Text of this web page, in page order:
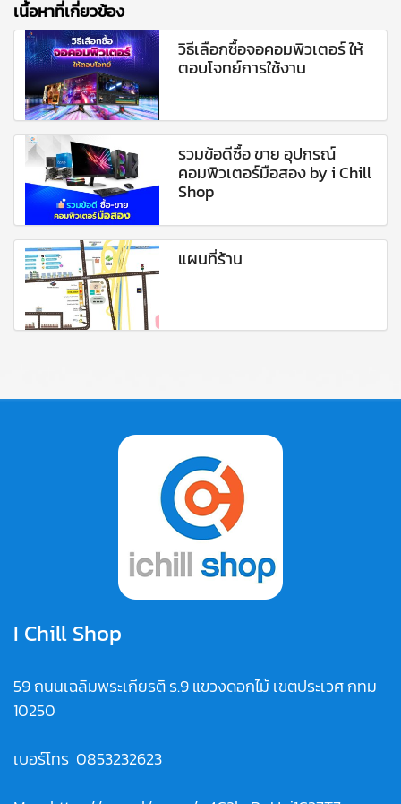
เนื้อหาที่เกี่ยวข้อง
วิธีเลือกซื้อจอคอมพิวเตอร์ ให้
ตอบโจทย์การใช้งาน
รวมข้อดีซื้อ ขาย อุปกรณ์
คอมพิวเตอร์มือสอง by i Chill
Shop
แผนที่ร้าน
I Chill Shop
59 ถนนเฉลิมพระเกียรติ ร.9 แขวงดอกไม้ เขตประเวศ กทม
10250
เบอร์โทร 0853232623